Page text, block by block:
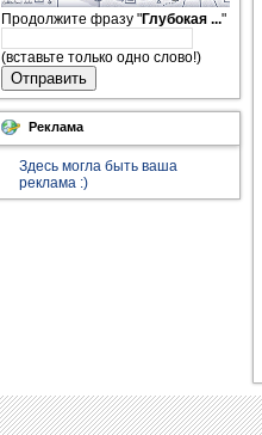
Продолжите фразу "Глубокая ..."
(вставьте только одно слово!)
Отправить
Реклама
Здесь могла быть ваша
реклама :)